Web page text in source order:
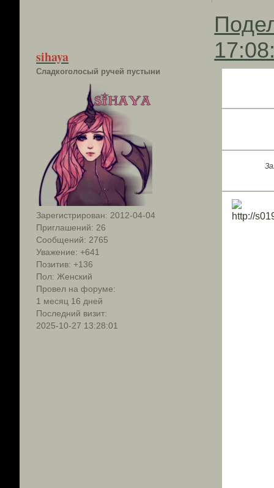
sihaya
Сладкоголосый ручей пустыни
Зарегистрирован: 2012-04-04
Приглашений: 26
Сообщений: 2765
Уважение: +641
Позитив: +136
Пол: Женский
Провел на форуме:
1 месяц 16 дней
Последний визит:
2025-10-27 13:28:01